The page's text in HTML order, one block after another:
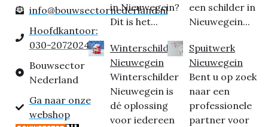
info@bouwsectornederland.nl
Hoofdkantoor:
030-2072024
Bouwsector
Nederland
Ga naar onze
webshop
in Nieuwegein?
Dit is het...
Winterschilder
Nieuwegein
Winterschilder
Nieuwegein is
dé oplossing
voor iedereen
een schilder in
Nieuwegein...
Spuitwerk
Nieuwegein
Bent u op zoek
naar een
professionele
partner voor